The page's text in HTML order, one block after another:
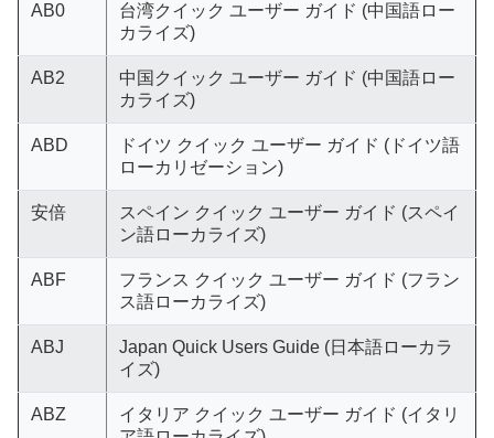
AB0
台湾クイック ユーザー ガイド (中国語ロー
カライズ)
AB2
中国クイック ユーザー ガイド (中国語ロー
カライズ)
ABD
ドイツ クイック ユーザー ガイド (ドイツ語
ローカリゼーション)
安倍
スペイン クイック ユーザー ガイド (スペイ
ン語ローカライズ)
ABF
フランス クイック ユーザー ガイド (フラン
ス語ローカライズ)
ABJ
Japan Quick Users Guide (日本語ローカラ
イズ)
ABZ
イタリア クイック ユーザー ガイド (イタリ